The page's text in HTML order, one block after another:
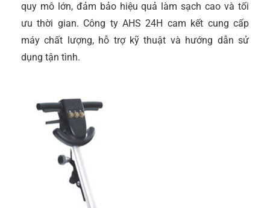
quy mô lớn, đảm bảo hiệu quả làm sạch cao và tối
ưu thời gian. Công ty AHS 24H cam kết cung cấp
máy chất lượng, hỗ trợ kỹ thuật và hướng dẫn sử
dụng tận tình.